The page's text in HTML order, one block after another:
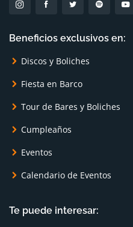
Beneficios exclusivos en:
Discos y Boliches
Fiesta en Barco
Tour de Bares y Boliches
Cumpleaños
Eventos
Calendario de Eventos
Te puede interesar: